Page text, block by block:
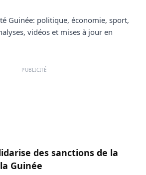
Guinée: politique, économie, sport,
vidéos et mises à jour en
PUBLICITÉ
des sanctions de la
Guinée